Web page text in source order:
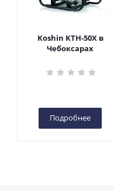
Koshin KTH-50X в
Чебоксарах
Подробнее